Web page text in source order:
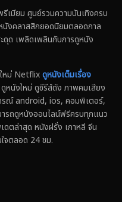
เมียม ศูนย์รวมความบันเทิงครบ
นังคลาสสิกยอดนิยมตลอดกาล
ดุด เพลิดเพลินกับการดูหนัง
หม่ Netflixดูหนังเต็มเรื่อง
หนังใหม่ ดูซีรีส์ดัง ภาพคมเสียง
รณ์ android, ios, คอมพิเตอร์,
รถดูหนังออนไลน์ฟรีครบทุกแนว
ดตล่าสุด หนังฝรั่ง เกาหลี จีน
จตลอด 24 ชม.